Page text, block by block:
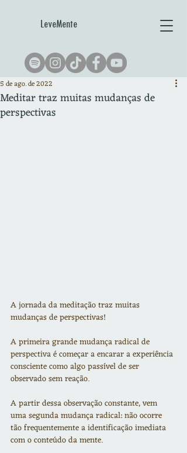
LeveMente
Meditar traz muitas mudanças de
perspectivas
5 de ago. de 2022
A jornada da meditação traz muitas
mudanças de perspectivas!
A primeira grande mudança radical de
perspectiva é começar a encarar a experiência
consciente como algo passível de ser
observado sem reação.
A partir dessa observação constante, vem
uma segunda mudança radical: não ocorre
tão frequentemente a identificação imediata
com o conteúdo da mente.